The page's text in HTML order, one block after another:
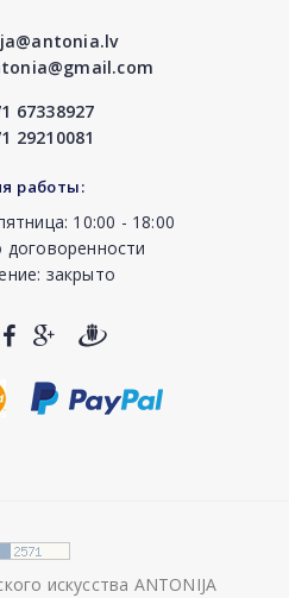
67338927
29210081
работы:
10:00 - 18:00
закрыто
искусства ANTONIJA